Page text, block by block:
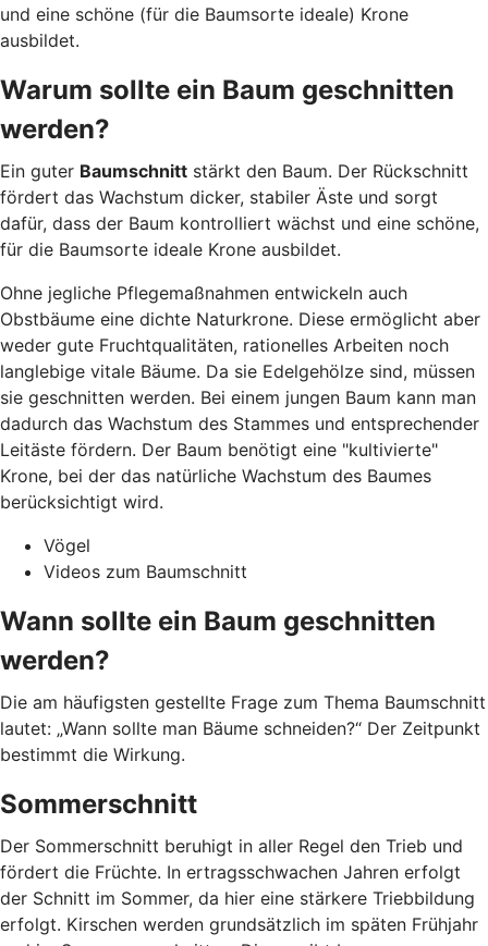
und eine schöne (für die Baumsorte ideale) Krone
ausbildet.
Warum sollte ein Baum geschnitten
werden?
Ein guter Baumschnitt stärkt den Baum. Der Rückschnitt
fördert das Wachstum dicker, stabiler Äste und sorgt
dafür, dass der Baum kontrolliert wächst und eine schöne,
für die Baumsorte ideale Krone ausbildet.
Ohne jegliche Pflegemaßnahmen entwickeln auch
Obstbäume eine dichte Naturkrone. Diese ermöglicht aber
weder gute Fruchtqualitäten, rationelles Arbeiten noch
langlebige vitale Bäume. Da sie Edelgehölze sind, müssen
sie geschnitten werden. Bei einem jungen Baum kann man
dadurch das Wachstum des Stammes und entsprechender
Leitäste fördern. Der Baum benötigt eine "kultivierte"
Krone, bei der das natürliche Wachstum des Baumes
berücksichtigt wird.
Vögel
Videos zum Baumschnitt
Wann sollte ein Baum geschnitten
werden?
Die am häufigsten gestellte Frage zum Thema Baumschnitt
lautet: „Wann sollte man Bäume schneiden?“ Der Zeitpunkt
bestimmt die Wirkung.
Sommerschnitt
Der Sommerschnitt beruhigt in aller Regel den Trieb und
fördert die Früchte. In ertragsschwachen Jahren erfolgt
der Schnitt im Sommer, da hier eine stärkere Triebbildung
erfolgt. Kirschen werden grundsätzlich im späten Frühjahr